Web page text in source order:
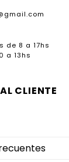
de 8 a 17hs
a 13hs
CLIENTE